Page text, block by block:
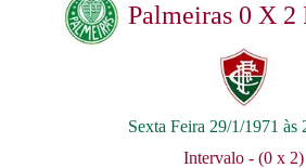
Palmeiras 0 X 2
Sexta Feira 29/1/1971 às
Intervalo - (0 x 2)